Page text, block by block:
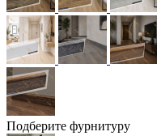
Подберите фурнитуру